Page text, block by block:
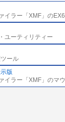
イラー「XMF」の
ユーティリティー
ール
版
イラー「XMF」のマ